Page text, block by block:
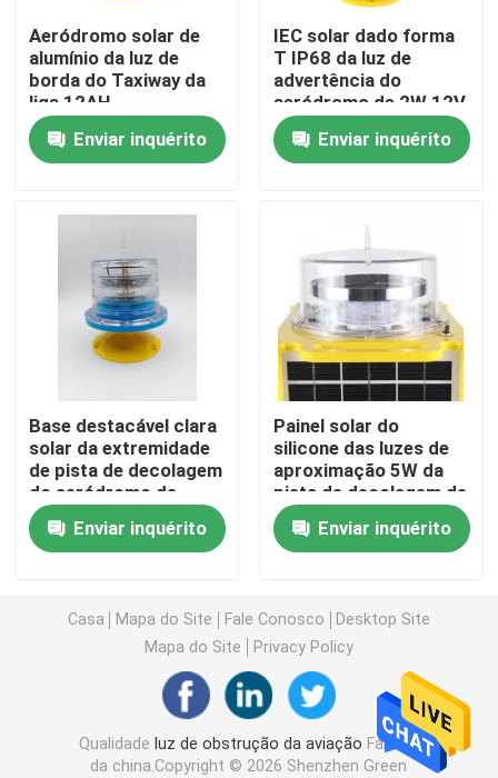
Peça umas citações
luz de obstrução da aviação
Luz de obstrução dos aviões
Luzes de aterrissagem do heliporto
Marine Lantern Light
Luzes postas solares do movimento
Luz de advertência do tráfego solar
Luzes do Taxiway do aeroporto
Controlador da luz de obstrução
Luzes de aviso dos aviões
Aeródromo solar de
alumínio da luz de
borda do Taxiway da
liga 12AH
Enviar inquérito
IEC solar dado forma
T IP68 da luz de
advertência do
aeródromo de 2W 12V
9AH
Enviar inquérito
Base destacável clara
solar da extremidade
de pista de decolagem
do aeródromo de
12AH 3.2V 6.4V
Enviar inquérito
Painel solar do
silicone das luzes de
aproximação 5W da
pista de decolagem de
ICAO 12V 14AH
Enviar inquérito
Casa Mapa do Site Fale Conosco
Desktop Site
Mapa do Site
Privacy Policy
Qualidade luz de obstrução da aviação Fábrica
da china.Copyright © 2026 Shenzhen Green